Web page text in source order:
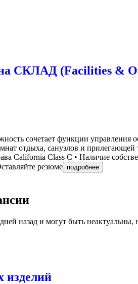
на СКЛАД (Facilities
сочетает функции управления
отдыха, санузлов и прилегающей
California Class C • Наличие
резюме подробнее
назад и могут быть неактуальны,
изделий